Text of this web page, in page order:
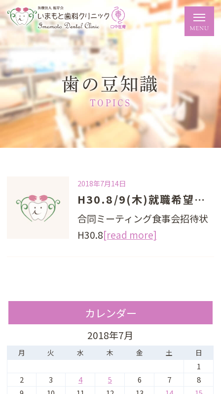
歯の豆知識
TOPICS
2018年7月14日
H30.8/9(木)就職希望の皆さんの合同ミーティング食事会開催
合同ミーティング食事会招待状
H30.8[read more]
カレンダー
2018年7月
月 火 水 木 金 土 日
1
2
3 4 5 6 7
8